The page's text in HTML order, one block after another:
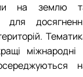
на землю
для
міжнародні